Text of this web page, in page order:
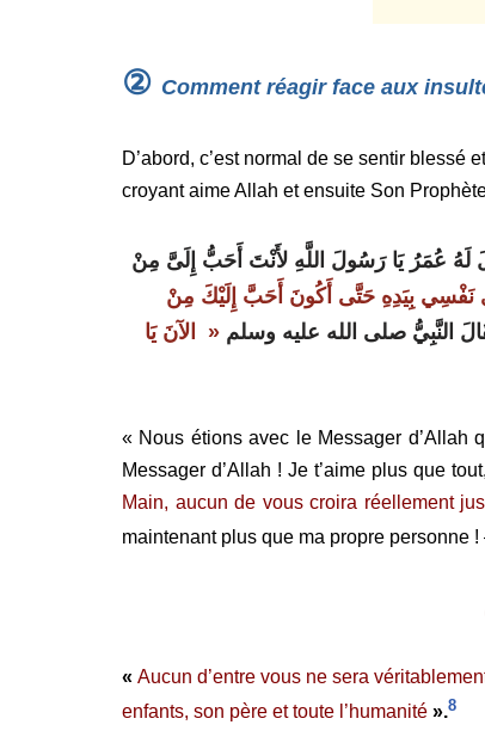
② Comment réagir face aux
D’abord, c’est normal de se sentir blessé
croyant aime Allah et ensuite Son
لَهُ عُمَرُ يَا رَسُولَ اللَّهِ لأَنْتَ أَحَبُّ إِلَىَّ مِنْ
نَفْسِي بِيَدِهِ حَتَّى أَكُونَ أَحَبَّ إِلَيْكَ مِنْ
النَّبِيُّ صلى الله عليه وسلم « ‏
الآنَ يَا
« Nous étions avec le Messager d’Allah
Messager d’Allah ! Je t’aime plus que
Main, aucun de vous croira réellement
maintenant plus que ma propre personne !
« Aucun d’entre vous ne sera
enfants, son père et toute l’humanité ».8